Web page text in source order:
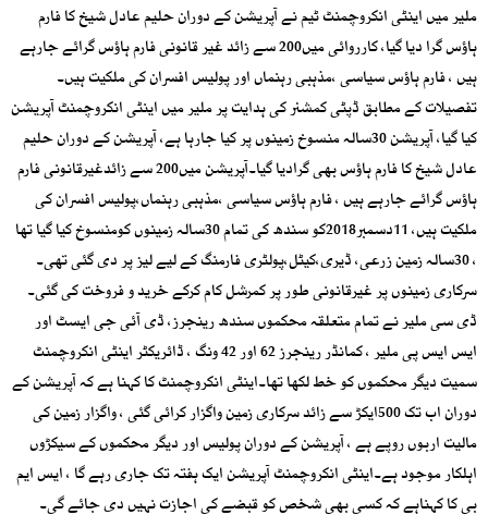
ملیر میں اینٹی انکروچمنٹ ٹیم نے آپریشن کے دوران حلیم عادل شیخ کا فارم
ہاؤس گرا دیا گیا، کارروائی میں200 سے زائد غیر قانونی فارم ہاؤس گرائے جارہے
ہیں ، فارم ہاؤس سیاسی ،مذہبی رہنماں اور پولیس افسران کی ملکیت ہیں۔
تفصیلات کے مطابق ڈپٹی کمشنر کی ہدایت پر ملیر میں اینٹی انکروچمنٹ آپریشن
کیا گیا، آپریشن 30سالہ منسوخ زمینوں پر کیا جارہا ہے، آپریشن کے دوران حلیم
عادل شیخ کا فارم ہاؤس بھی گرادیا گیا۔آپریشن میں200 سے زائدغیرقانونی فارم
ہاؤس گرائے جارہے ہیں ، فارم ہاؤس سیاسی ،مذہبی رہنماں،پولیس افسران کی
ملکیت ہیں، 11دسمبر2018کو سندھ کی تمام 30سالہ زمینوں کومنسوخ کیا گیا تھا
، 30سالہ زمین زرعی، ڈیری،کیٹل،پولٹری فارمنگ کے لیے لیز پر دی گئی تھی۔
سرکاری زمینوں پر غیرقانونی طور پر کمرشل کام کرکے خرید و فروخت کی گئی۔
ڈی سی ملیر نے تمام متعلقہ محکموں سندھ رینجرز، ڈی آئی جی ایسٹ اور
ایس ایس پی ملیر ، کمانڈر رینجرز 62 اور 42 ونگ ، ڈائریکٹر اینٹی انکروچمنٹ
سمیت دیگر محکموں کو خط لکھا تھا۔اینٹی انکروچمنٹ کا کہنا ہے کہ آپریشن کے
دوران اب تک 500ایکڑ سے زائد سرکاری زمین واگزار کرائی گئی ، واگزار زمین کی
مالیت اربوں روپے ہے ، آپریشن کے دوران پولیس اور دیگر محکموں کے سیکڑوں
اہلکار موجود ہے۔اینٹی انکروچمنٹ آپریشن ایک ہفتہ تک جاری رہے گا ، ایس ایم
بی کا کہناہے کہ کسی بھی شخص کو قبضے کی اجازت نہیں دی جائے گی۔